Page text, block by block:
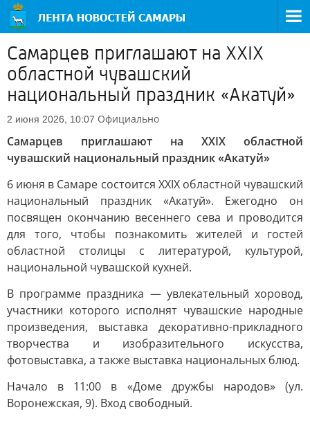
Самарцев приглашают на XXIX
областной чувашский
национальный праздник «Акатуй»
2 июня 2026, 10:07 Официально
Самарцев приглашают на XXIX областной
чувашский национальный праздник «Акатуй»
6 июня в Самаре состоится XXIX областной чувашский
национальный праздник «Акатуй». Ежегодно он
посвящен окончанию весеннего сева и проводится
для того, чтобы познакомить жителей и гостей
областной столицы с литературой, культурой,
национальной чувашской кухней.
В программе праздника — увлекательный хоровод,
участники которого исполнят чувашские народные
произведения, выставка декоративно-прикладного
творчества и изобразительного искусства,
фотовыставка, а также выставка национальных блюд.
Начало в 11:00 в «Доме дружбы народов» (ул.
Воронежская, 9). Вход свободный.